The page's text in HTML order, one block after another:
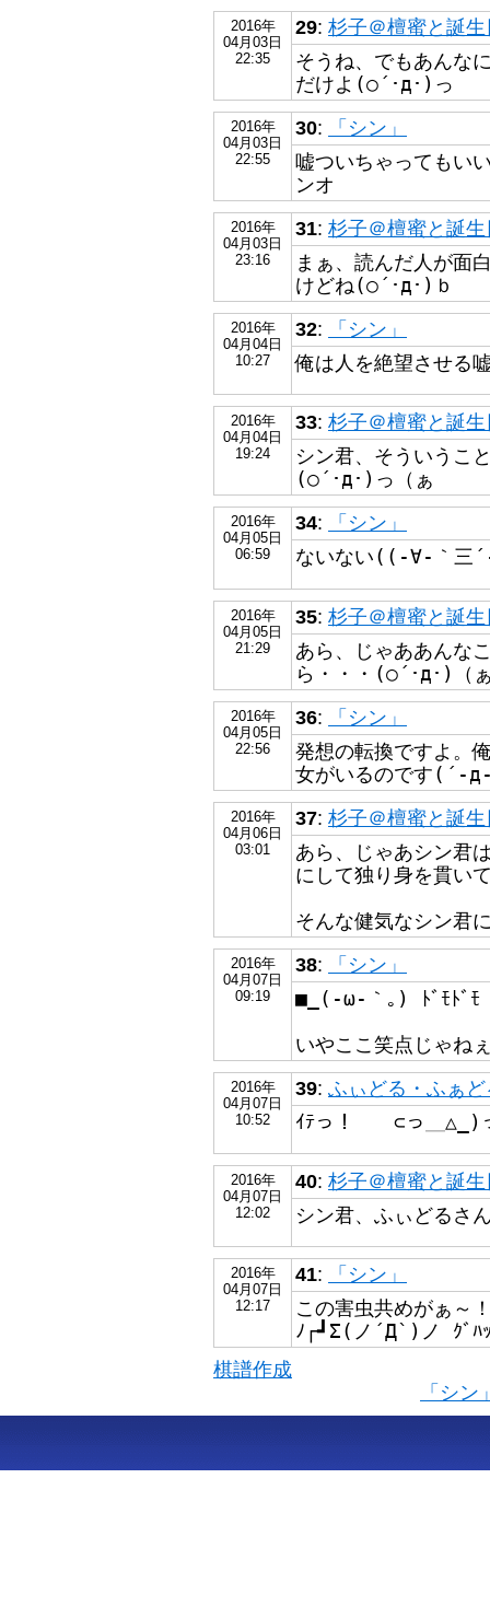
2016年
04月03日
22:35
29: 杉子＠檀蜜と誕
そうね、でもあんな
だけよ(○´･д･)っ
2016年
04月03日
22:55
30: 「シン」
嘘ついちゃってもい
ンオ
2016年
04月03日
23:16
31: 杉子＠檀蜜と誕
まぁ、読んだ人が面
けどね(○´･д･)ｂ
2016年
04月04日
10:27
32: 「シン」
俺は人を絶望させ
2016年
04月04日
19:24
33: 杉子＠檀蜜と誕
シン君、そういうこ
(○´･д･)っ（ぁ
2016年
04月05日
06:59
34: 「シン」
ないない((-∀-｀三
2016年
04月05日
21:29
35: 杉子＠檀蜜と誕
あら、じゃああんな
ら・・・(○´･д･)（
2016年
04月05日
22:56
36: 「シン」
発想の転換ですよ。
女がいるのです(´-
2016年
04月06日
03:01
37: 杉子＠檀蜜と誕
あら、じゃあシン君
にして独り身を貫い
そんな健気なシン君
2016年
04月07日
09:19
38: 「シン」
■_(-ω-｀｡) ﾄﾞﾓﾄﾞﾓ
いやここ笑点じゃね
2016年
04月07日
10:52
39: ふぃどる・ふぁ
ｲﾃっ！ ⊂っ＿
2016年
04月07日
12:02
40: 杉子＠檀蜜と誕
シン君、ふぃどるさ
2016年
04月07日
12:17
41: 「シン」
この害虫共めがぁ
ﾉ┌┛Σ(ノ´Д`)ノ ｸﾞﾊ
棋譜作成
「シ